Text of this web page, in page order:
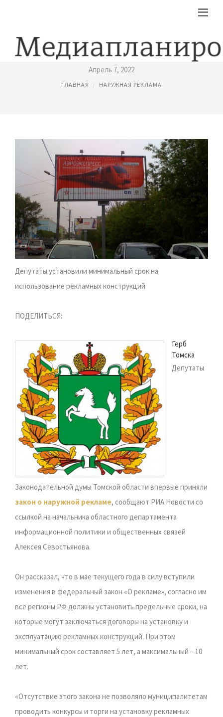
НАРУЖНАЯ РЕКЛАМА ЗАКОН
Апрель 7, 2022
ГЛАВНАЯ НАРУЖНАЯ РЕКЛАМА
Депутаты установили минимальный срок на
использование рекламных конструкций
ПОДЕЛИТЬСЯ:
Герб
Томска
Депутаты
Законодательной думы Томской области впервые приняли
закон о наружной рекламе, сообщают РИА Новости со
ссылкой на начальника областного департамента
информационной политики и общественных связей
Алексея Севостьянова.
Он рассказал, что в мае текущего года в силу вступили
изменения в федеральный закон «О рекламе», согласно им
все регионы РФ должны установить предельные сроки, на
которые могут заключаться договоры на установку и
эксплуатацию рекламных конструкций. При этом
минимальный срок составляет 5 лет, а максимальный – 10
лет.
«Отсутствие этого закона не позволяло муниципалитетам
проводить конкурсы и торги на установку рекламных